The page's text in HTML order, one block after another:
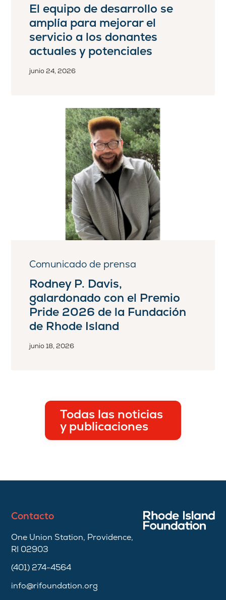
El equipo de desarrollo se
amplía para mejorar el
servicio a los donantes
actuales y potenciales
junio 24, 2026
Comunicado de prensa
Rodney P. Davis,
galardonado con el Premio
Pride 2026 de la Fundación
de Rhode Island
junio 18, 2026
Todas las noticias
y publicaciones
Contacto
One Union Station, Providence,
RI 02903
(401) 274-4564
info@rifoundation.org